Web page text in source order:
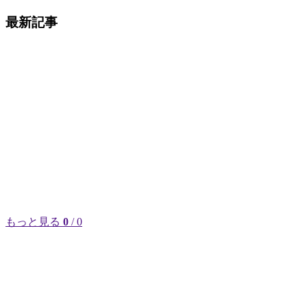
最新記事
もっと見る 0 / 0